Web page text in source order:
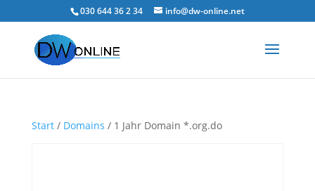
030 644 36 2 34 info@dw-online.net
Start/ Domains / 1 Jahr Domain *.org.do